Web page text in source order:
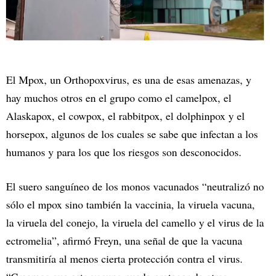
El Mpox, un Orthopoxvirus, es una de esas amenazas, y
hay muchos otros en el grupo como el camelpox, el
Alaskapox, el cowpox, el rabbitpox, el dolphinpox y el
horsepox, algunos de los cuales se sabe que infectan a los
humanos y para los que los riesgos son desconocidos.
El suero sanguíneo de los monos vacunados “neutralizó no
sólo el mpox sino también la vaccinia, la viruela vacuna,
la viruela del conejo, la viruela del camello y el virus de la
ectromelia”, afirmó Freyn, una señal de que la vacuna
transmitiría al menos cierta protección contra el virus.